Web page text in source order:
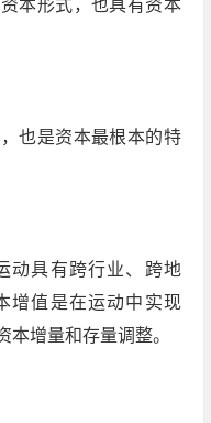
本形式，也具有资本
也是资本最根本的特
动具有跨行业、跨地
增值是在运动中实现
本增量和存量调整。